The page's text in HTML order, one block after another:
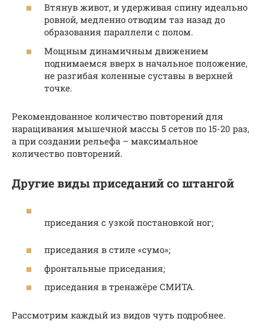
Втянув живот, и удерживая спину идеально
ровной, медленно отводим таз назад до
образования параллели с полом.
Мощным динамичным движением
поднимаемся вверх в начальное положение,
не разгибая коленные суставы в верхней
точке.
Рекомендованное количество повторений для
наращивания мышечной массы 5 сетов по 15-20 раз,
а при создании рельефа – максимальное
количество повторений.
Другие виды приседаний со штангой
приседания с узкой постановкой ног;
приседания в стиле «сумо»;
фронтальные приседания;
приседания в тренажёре СМИТА.
Рассмотрим каждый из видов чуть подробнее.